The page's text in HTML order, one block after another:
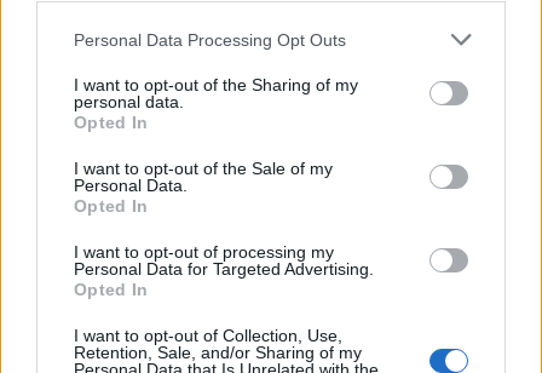
Please note that this website/app uses one or more Google
not limited to your visit or usage behaviour. You may click to
grant or deny consent to Google and its third-party tags to
use your data for below specified purposes in below Google
consent section.
Personal Data Processing Opt Outs
I want to opt-out of the Sharing of my
personal data.
Opted In
I want to opt-out of the Sale of my
Personal Data.
Opted In
I want to opt-out of processing my
Personal Data for Targeted Advertising.
Opted In
I want to opt-out of Collection, Use,
Retention, Sale, and/or Sharing of my
Ci sono limiti chiari: quando si verifica un rischio
per l’incolumità, l’adulto interviene in modo diretto e
interrompe il comportamento, rinviando la
diventano cronici e invadono il benessere familiare,
è consigliabile un confronto con figure educative di
fiducia per calibrare linguaggio,
e routine. La
costanza nel metodo, più della severità, riduce la
interazioni.